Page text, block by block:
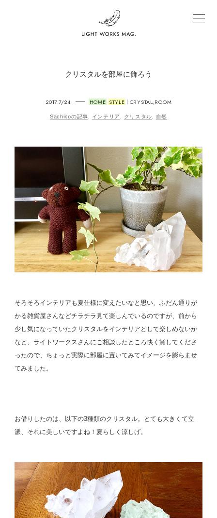
クリスタルを部屋に飾ろう
2017.7/24 HOME STYLE | CRYSTAL ROOM
Sachikoの記事 インテリア クリスタル 自然
そろそろインテリアも夏仕様に変えたいなと思い、ふだん通りが
かる雑貨屋さんなどチラチラ見て楽しんでいるのですが、前から
少し気になっていたクリスタルをインテリアとして楽しめないか
なと、ライトワークスさんにご相談したところ快く貸してくださ
ったので、ちょっと実際に部屋に置いてみてイメージを膨らませ
てみました。
お借りしたのは、以下の3種類のクリスタル。とても大きくて立
派、それに美しいですよね！夏らしく涼しげ。